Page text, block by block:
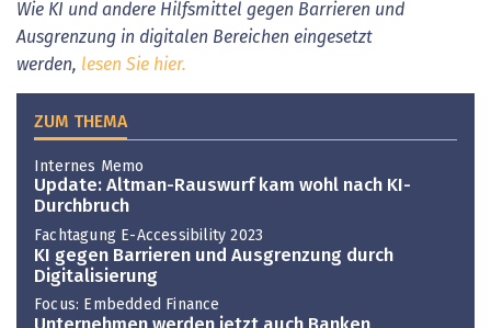
Wie KI und andere Hilfsmittel gegen Barrieren und
Ausgrenzung in digitalen Bereichen eingesetzt
werden, lesen Sie hier.
ZUM THEMA
Internes Memo
Update: Altman-Rauswurf kam wohl nach KI-
Durchbruch
Fachtagung E-Accessibility 2023
KI gegen Barrieren und Ausgrenzung durch
Digitalisierung
Focus: Embedded Finance